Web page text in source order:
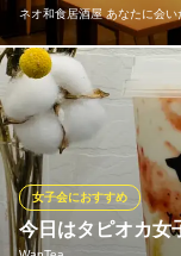
幸せの焼肉食べ
焼肉食べ放題＆飲
京成本線大神宮下
千葉県船橋市宮本2-12-
ネオ和食居酒屋 あなたに会い
木を基調とした落ち
会、接待、合コン、
ネオ和食居酒屋
米と味噌に拘るネ
京成本線京成船橋
千葉県船橋市本町3-2-1
今日はタピオカ女
女子会におすすめ